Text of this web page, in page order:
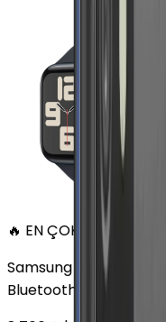
🔥 EN ÇOK SATAN
Samsung Galaxy
Bluetooth Wi-Fi Yeşil